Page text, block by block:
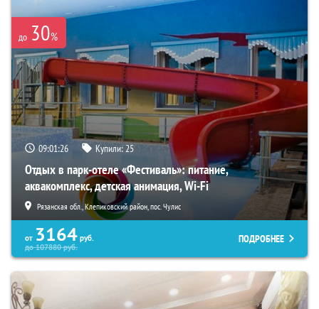
до 30%
09:01:25 Купили:25
Отдых в парк-отеле «Фестиваль»: питание,
аквакомплекс, детская анимация, Wi-Fi
Рязанская обл., Клепиковский район, пос. Чулис
от 3164 руб.
до107880руб.
ПОДРОБНЕЕ